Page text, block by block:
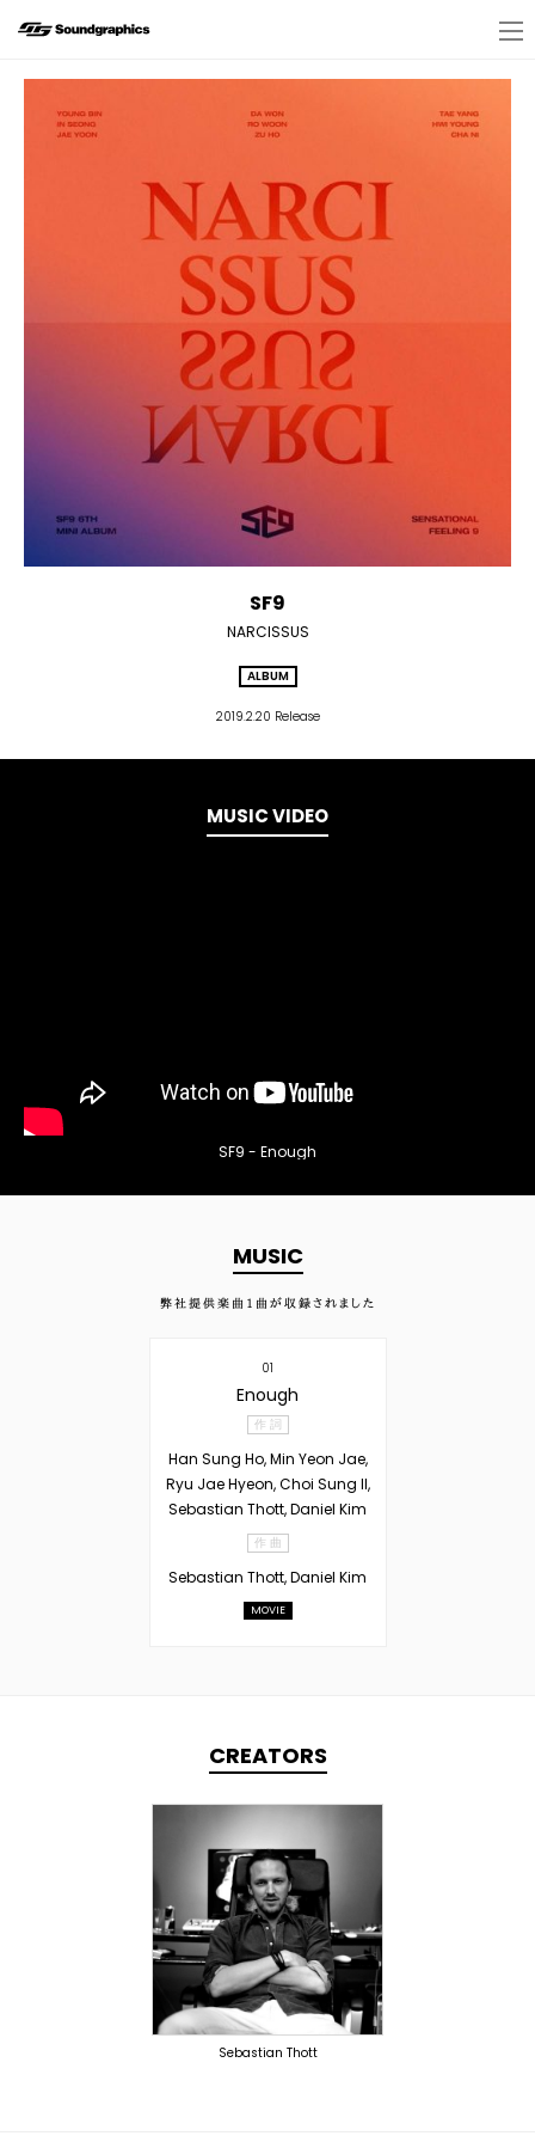
SF9
NARCISSUS
ALBUM
2019.2.20 Release
MUSIC VIDEO
SF9 - Enough
MUSIC
弊社提供楽曲 1 曲が収録されました
01
Enough
作 詞
Han Sung Ho, Min Yeon Jae,
Ryu Jae Hyeon, Choi Sung Il,
Sebastian Thott, Daniel Kim
作 曲
Sebastian Thott, Daniel Kim
MOVIE
CREATORS
TOPLINER
PRODUCER
OVERSEAS
Sebastian Thott